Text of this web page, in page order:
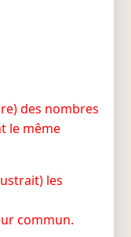
des nombres
le même
les
commun.